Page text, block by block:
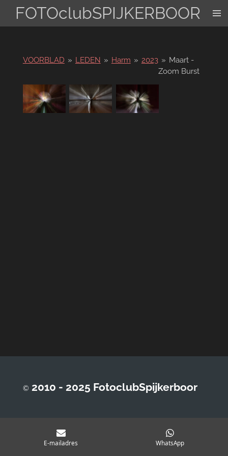
directFOTOclubSPIJKERBOOR
VOORBLAD » LEDEN » Harm » 2023 » Maart -
Zoom Burst
© 2010 - 2025 FotoclubSpijkerboor
E-mailadres WhatsApp